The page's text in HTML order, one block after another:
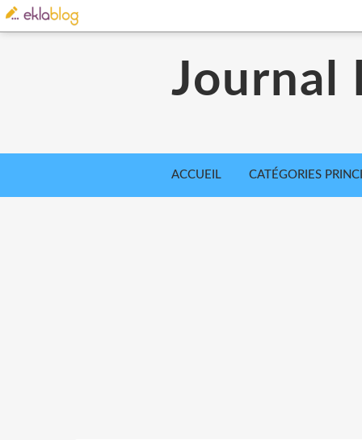
Journal
ACCUEIL CATÉGORIES